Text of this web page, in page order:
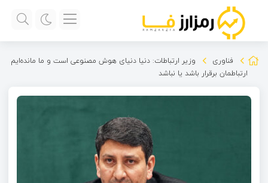
فناوری
وزیر ارتباطات: دنیا دنیای هوش مصنوعی است و ما مانده‌ایم
ارتباطمان برقرار باشد یا نباشد